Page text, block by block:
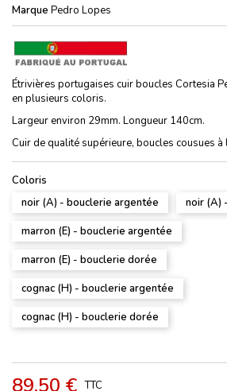
Marque Pedro Lopes
Étrivières portugaises cuir boucles Cortesia
en plusieurs coloris.
Largeur environ 29mm. Longueur 140cm.
Cuir de qualité supérieure, boucles cousues à
Coloris
noir (A) - bouclerie argentée
noir (A)
marron (E) - bouclerie argentée
marron (E) - bouclerie dorée
cognac (H) - bouclerie argentée
cognac (H) - bouclerie dorée
89,50 € TTC